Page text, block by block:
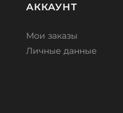
АККАУНТ
Мои заказы
Личные данные